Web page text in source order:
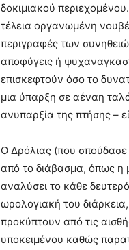
δοκιμιακού
τέλεια οργανωμένη
περιγραφές των
αποφύγεις ή
επισκεφτούν όσο το
μια ύπαρξη σε αέναη
ανυπαρξία της πτήσης –
Ο Δρόλιας (που σπούδασε
από το διάβασμα, όπως η
αναλύσει το κάθε
ωρολογιακή του
προκύπτουν από τις
υποκειμένου καθώς